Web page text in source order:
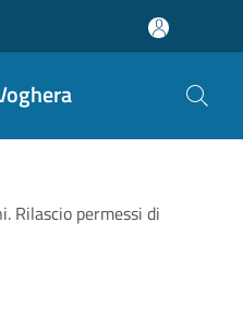
Rilascio permessi di